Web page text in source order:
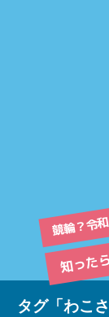
競輪？
知っ
タグ「わこ